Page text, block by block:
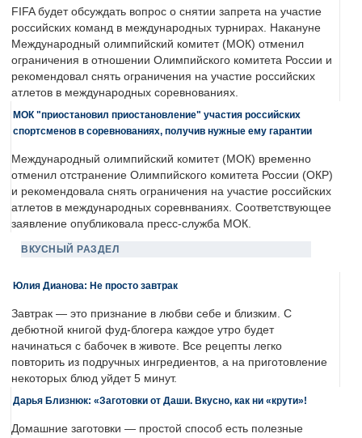
FIFA будет обсуждать вопрос о снятии запрета на участие
российских команд в международных турнирах. Накануне
Международный олимпийский комитет (МОК) отменил
ограничения в отношении Олимпийского комитета России и
рекомендовал снять ограничения на участие российских
атлетов в международных соревнованиях.
МОК "приостановил приостановление" участия российских
спортсменов в соревнованиях, получив нужные ему гарантии
Международный олимпийский комитет (МОК) временно
отменил отстранение Олимпийского комитета России (ОКР)
и рекомендовала снять ограничения на участие российских
атлетов в международных соревнваниях. Соответствующее
заявление опубликовала пресс-служба МОК.
ВКУСНЫЙ РАЗДЕЛ
Юлия Дианова: Не просто завтрак
Завтрак — это признание в любви себе и близким. С
дебютной книгой фуд-блогера каждое утро будет
начинаться с бабочек в животе. Все рецепты легко
повторить из подручных ингредиентов, а на приготовление
некоторых блюд уйдет 5 минут.
Дарья Близнюк: «Заготовки от Даши. Вкусно, как ни «крути»!
Домашние заготовки — простой способ есть полезные